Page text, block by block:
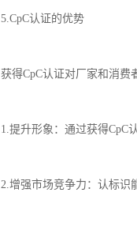
5.CpC认证的优势
获得CpC认证对厂家和消费
1.提升形象：通过获得CpC
2.增强市场竞争力：认标识